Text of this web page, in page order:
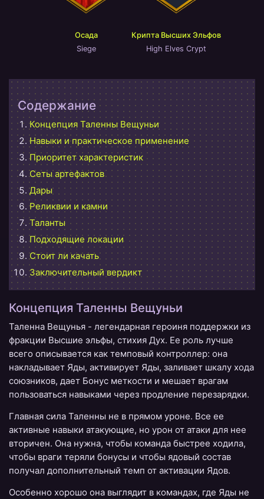
Осада
Siege
Крипта Высших Эльфов
High Elves Crypt
Содержание
Концепция Таленны Вещуньи
Навыки и практическое применение
Приоритет характеристик
Сеты артефактов
Дары
Реликвии и камни
Таланты
Подходящие локации
Стоит ли качать
Заключительный вердикт
Концепция Таленны Вещуньи
Таленна Вещунья - легендарная героиня поддержки из
фракции Высшие эльфы, стихия Дух. Ее роль лучше
всего описывается как темповый контроллер: она
накладывает Яды, активирует Яды, заливает шкалу хода
союзников, дает Бонус меткости и мешает врагам
пользоваться навыками через продление перезарядки.
Главная сила Таленны не в прямом уроне. Все ее
активные навыки атакующие, но урон от атаки для нее
вторичен. Она нужна, чтобы команда быстрее ходила,
чтобы враги теряли бонусы и чтобы ядовый состав
получал дополнительный темп от активации Ядов.
Особенно хорошо она выглядит в командах, где Яды не